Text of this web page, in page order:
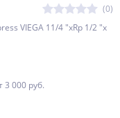
(0)
VIEGA 11/4 "хRp 1/2 "х
3 000 руб.